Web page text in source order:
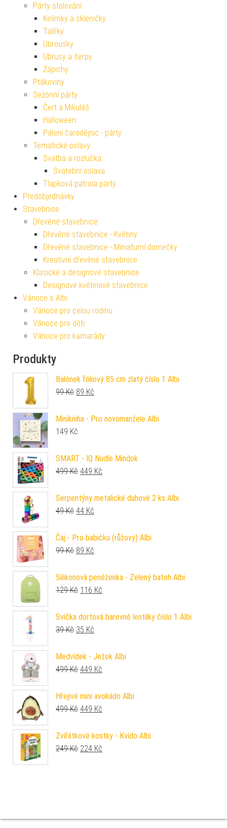
Párty stolování
Kelímky a skleničky
Talířky
Ubrousky
Ubrusy a šerpy
Zápichy
Ptákoviny
Sezónní párty
Čert a Mikuláš
Halloween
Pálení čarodějnic - párty
Tematické oslavy
Svatba a rozlučka
Svatební oslava
Tlapková patrola párty
Předobjednávky
Stavebnice
Dřevěné stavebnice
Dřevěné stavebnice - Květiny
Dřevěné stavebnice - Miniaturní domečky
Kreativní dřevěné stavebnice
Klasické a designové stavebnice
Designové květinové stavebnice
Vánoce s Albi
Vánoce pro celou rodinu
Vánoce pro děti
Vánoce pro kamarády
Produkty
Balónek fóliový 85 cm zlatý číslo 1 Albi
99Kč Původní cena byla: 99 Kč.
89 Kč
Minikniha - Pro novomanžele Albi
149 Kč
SMART - IQ Nudle Mindok
499Kč Původní cena byla: 499 Kč.
449 Kč
Serpentýny metalické duhové 2 ks Albi
49Kč Původní cena byla: 49 Kč.
44 Kč
Čaj - Pro babičku (růžový) Albi
99Kč Původní cena byla: 99 Kč.
89 Kč
Silikonová peněženka - Zelený batoh Albi
129Kč Původní cena byla: 129 Kč.
116 Kč
Svíčka dortová barevné lentilky číslo 1 Albi
39Kč Původní cena byla: 39 Kč.
35 Kč
Medvídek - Ježek Albi
499Kč Původní cena byla: 499 Kč.
449 Kč
Hřejivé mini avokádo Albi
499Kč Původní cena byla: 499 Kč.
449 Kč
Zvířátkové kostky - Kvído Albi
249Kč Původní cena byla: 249 Kč.
224 Kč